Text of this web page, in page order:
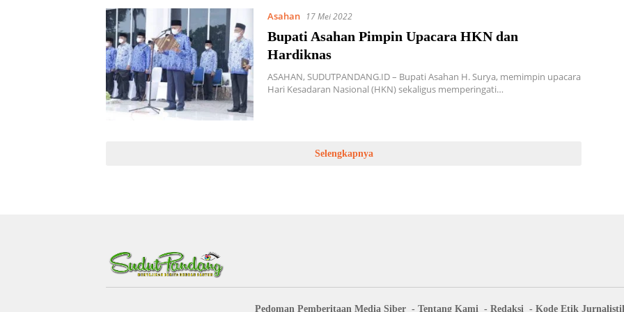
Asahan 17 Mei 2022
Bupati Asahan Pimpin Upacara HKN dan
Hardiknas
ASAHAN, SUDUTPANDANG.ID – Bupati Asahan H. Surya, memimpin upacara
Hari Kesadaran Nasional (HKN) sekaligus memperingati…
Selengkapnya
Pedoman Pemberitaan Media Siber Tentang Kami Redaksi Kode Etik